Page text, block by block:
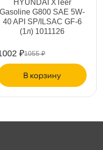
HYUNDAI XTeer
Gasoline G800 SAE 5W-
40 API SP/ILSAC GF-6
(1л) 1011126
₽1055 ₽
корзину